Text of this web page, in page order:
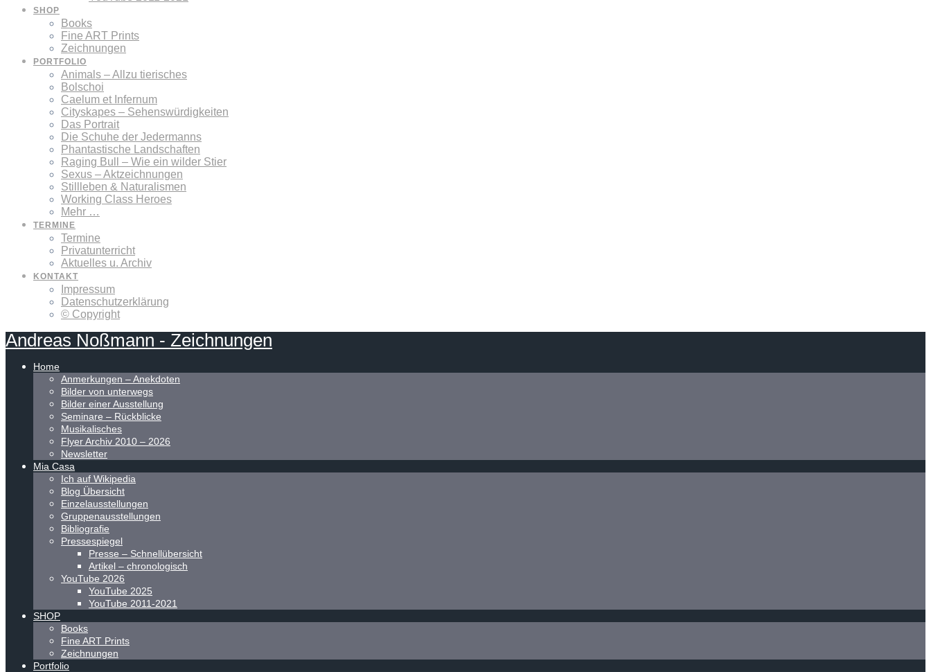
SHOP
Books
Fine ART Prints
Zeichnungen
PORTFOLIO
Animals – Allzu tierisches
Bolschoi
Caelum et Infernum
Cityskapes – Sehenswürdigkeiten
Das Portrait
Die Schuhe der Jedermanns
Phantastische Landschaften
Raging Bull – Wie ein wilder Stier
Sexus – Aktzeichnungen
Stillleben & Naturalismen
Working Class Heroes
Mehr …
TERMINE
Termine
Privatunterricht
Aktuelles u. Archiv
KONTAKT
Impressum
Datenschutzerklärung
© Copyright
Andreas Noßmann - Zeichnungen
Home
Anmerkungen – Anekdoten
Bilder von unterwegs
Bilder einer Ausstellung
Seminare – Rückblicke
Musikalisches
Flyer Archiv 2010 – 2026
Newsletter
Mia Casa
Ich auf Wikipedia
Blog Übersicht
Einzelausstellungen
Gruppenausstellungen
Bibliografie
Pressespiegel
Presse – Schnellübersicht
Artikel – chronologisch
YouTube 2026
YouTube 2025
YouTube 2011-2021
SHOP
Books
Fine ART Prints
Zeichnungen
Portfolio